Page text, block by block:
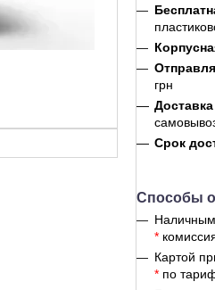
грн
Срок
Способы
*
Картой
* по